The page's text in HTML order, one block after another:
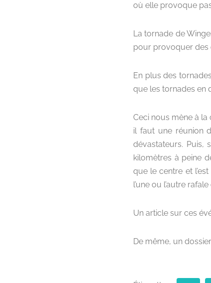
où elle provoque
La tornade de
pour provoquer des
En plus des
que les tornades en
Ceci nous mène à la
il faut une réunion
dévastateurs. Puis,
kilomètres à peine
que le centre et
l’une ou l’autre
Un article sur ces
De même, un